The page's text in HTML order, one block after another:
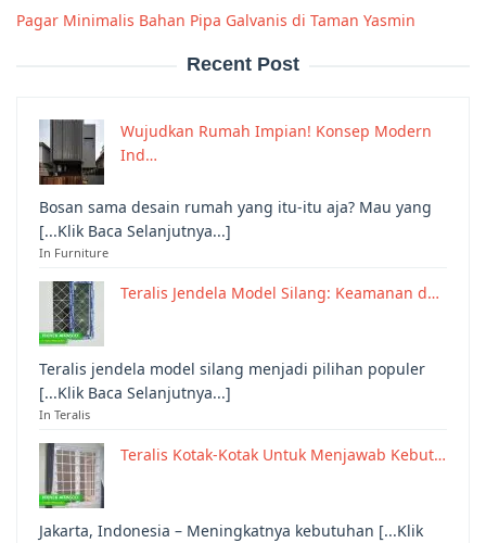
Pagar Minimalis Bahan Pipa Galvanis di Taman Yasmin
Recent Post
Wujudkan Rumah Impian! Konsep Modern
Ind…
Bosan sama desain rumah yang itu-itu aja? Mau yang
[...Klik Baca Selanjutnya...]
In Furniture
Teralis Jendela Model Silang: Keamanan d…
Teralis jendela model silang menjadi pilihan populer
[...Klik Baca Selanjutnya...]
In Teralis
Teralis Kotak-Kotak Untuk Menjawab Kebut…
Jakarta, Indonesia – Meningkatnya kebutuhan [...Klik